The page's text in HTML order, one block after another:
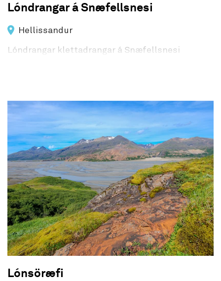
Lóndrangar á Snæfellsnesi
Hellissandur
Lóndrangar klettadrangar á Snæfellsnesi
Lónsöræfi